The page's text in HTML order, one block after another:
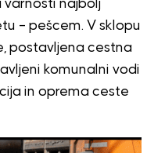
varnosti najbolj
– pešcem. V sklopu
postavljena cestna
komunalni vodi
in oprema ceste